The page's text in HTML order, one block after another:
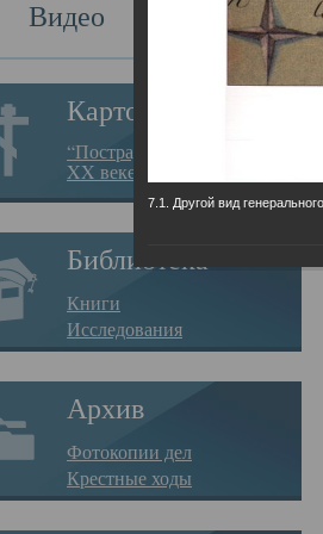
Видео
Картотека
“Пострадавшие за веру в
XX веке на Севере”
Библиотека
Книги
Исследования
Архив
Фотокопии дел
Крестные ходы
7.1. Другой вид